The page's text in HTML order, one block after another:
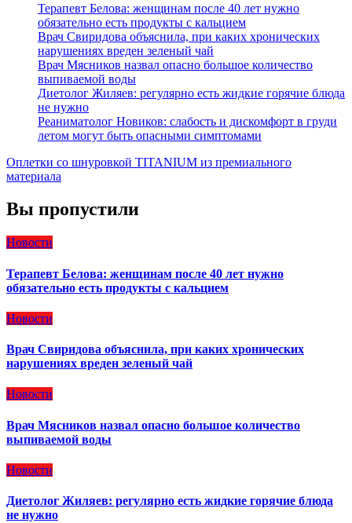
Терапевт Белова: женщинам после 40 лет нужно
обязательно есть продукты с кальцием
Врач Свиридова объяснила, при каких хронических
нарушениях вреден зеленый чай
Врач Мясников назвал опасно большое количество
выпиваемой воды
Диетолог Жиляев: регулярно есть жидкие горячие блюда
не нужно
Реаниматолог Новиков: слабость и дискомфорт в груди
летом могут быть опасными симптомами
Оплетки со шнуровкой TITANIUM из премиального
материала
Вы пропустили
Новости
Терапевт Белова: женщинам после 40 лет нужно
обязательно есть продукты с кальцием
Новости
Врач Свиридова объяснила, при каких хронических
нарушениях вреден зеленый чай
Новости
Врач Мясников назвал опасно большое количество
выпиваемой воды
Новости
Диетолог Жиляев: регулярно есть жидкие горячие блюда
не нужно